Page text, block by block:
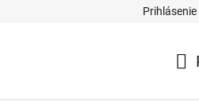
Prihlásenie